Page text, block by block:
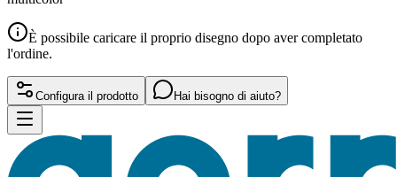
È possibile caricare il proprio disegno dopo aver completato
l'ordine.
Configura il prodotto Hai bisogno di aiuto?